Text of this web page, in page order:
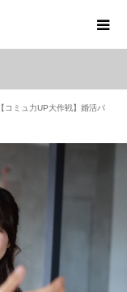
【コミュ力UP大作戦】婚活パ